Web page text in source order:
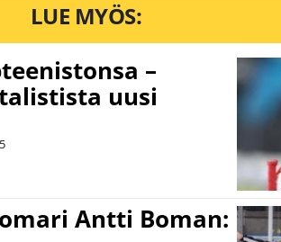
LUE MYÖS:
–
uusi
Antti Boman: